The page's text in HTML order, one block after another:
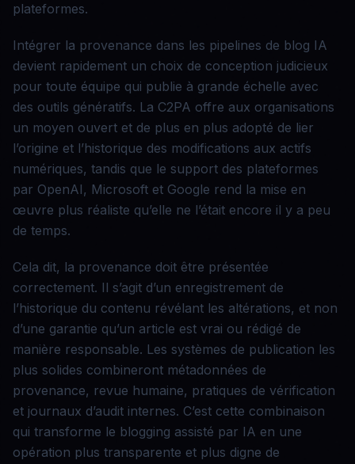
plateformes.
Intégrer la provenance dans les pipelines de blog IA
devient rapidement un choix de conception judicieux
pour toute équipe qui publie à grande échelle avec
des outils génératifs. La C2PA offre aux organisations
un moyen ouvert et de plus en plus adopté de lier
l’origine et l’historique des modifications aux actifs
numériques, tandis que le support des plateformes
par OpenAI, Microsoft et Google rend la mise en
œuvre plus réaliste qu’elle ne l’était encore il y a peu
de temps.
Cela dit, la provenance doit être présentée
correctement. Il s’agit d’un enregistrement de
l’historique du contenu révélant les altérations, et non
d’une garantie qu’un article est vrai ou rédigé de
manière responsable. Les systèmes de publication les
plus solides combineront métadonnées de
provenance, revue humaine, pratiques de vérification
et journaux d’audit internes. C’est cette combinaison
qui transforme le blogging assisté par IA en une
opération plus transparente et plus digne de